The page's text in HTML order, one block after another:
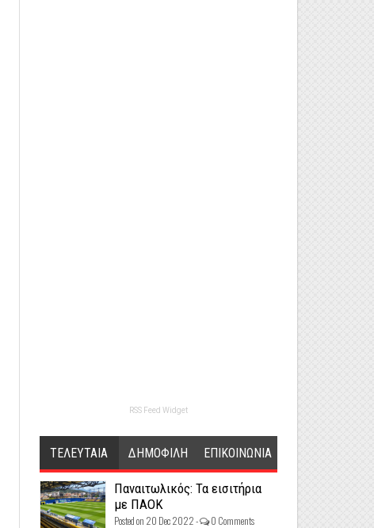
RSS Feed Widget
ΤΕΛΕΥΤΑΙΑ ΔΗΜΟΦΙΛΗ ΕΠΙΚΟΙΝΩΝΙΑ
Παναιτωλικός: Τα εισιτήρια
με ΠΑΟΚ
Posted on 20 Dec 2022 - 0 Comments